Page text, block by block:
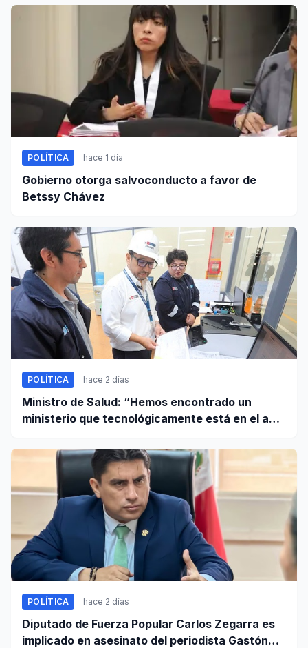
POLÍTICA hace 1 día
Gobierno otorga salvoconducto a favor de
Betssy Chávez
POLÍTICA hace 2 días
Ministro de Salud: “Hemos encontrado un
ministerio que tecnológicamente está en el año
POLÍTICA hace 2 días
Diputado de Fuerza Popular Carlos Zegarra es
implicado en asesinato del periodista Gastón